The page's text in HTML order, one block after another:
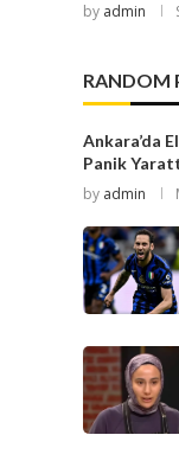
by admin
RANDOM
Ankara’da
Panik
by admin